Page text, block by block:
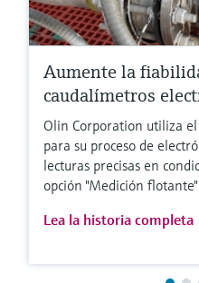
Aumente la
caudalímetros
Olin Corporation utiliza
para su proceso de
lecturas precisas en
opción "Medición
Lea la historia completa